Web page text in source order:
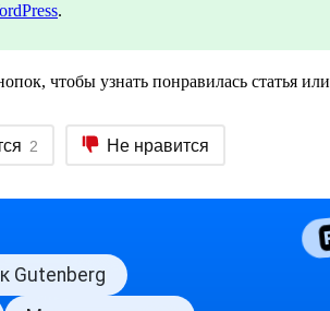
.
чтобы узнать понравилась статья
2 Не нравится